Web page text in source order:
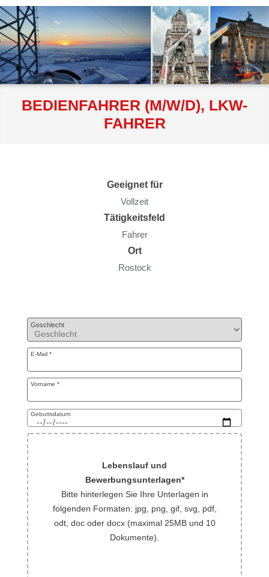
BEDIENFAHRER (M/W/D), LKW-
FAHRER
Geeignet für
Vollzeit
Tätigkeitsfeld
Fahrer
Ort
Rostock
Bewerbungsformular
Geschlecht
E-Mail *
Vorname *
Geburtsdatum
Lebenslauf und
Bewerbungsunterlagen*
Bitte hinterlegen Sie Ihre Unterlagen in
folgenden Formaten: jpg, png, gif, svg, pdf,
odt, doc oder docx (maximal 25MB und 10
Dokumente).